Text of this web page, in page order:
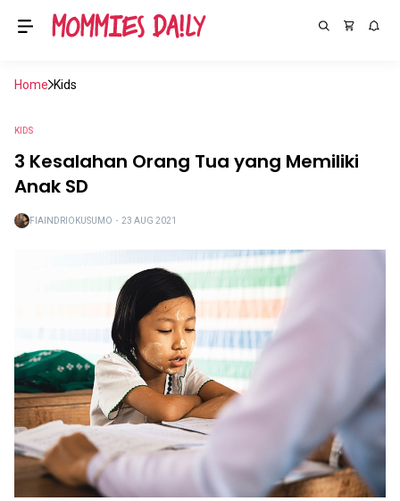
Home Kids
KIDS
3 Kesalahan Orang Tua yang Memiliki
Anak SD
FIAINDRIOKUSUMO ・ 23 AUG 2021